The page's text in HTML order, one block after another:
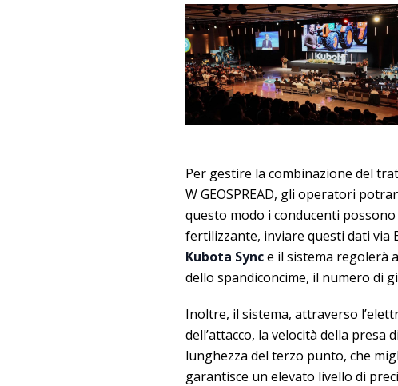
Per gestire la combinazione del
W GEOSPREAD, gli operatori
questo modo i conducenti
fertilizzante, inviare questi dati via
Kubota Synce il sistema regolerà
dello spandiconcime, il numero di
Inoltre, il sistema, attraverso
dell’attacco, la velocità della
lunghezza del terzo punto, che
garantisce un elevato livello di